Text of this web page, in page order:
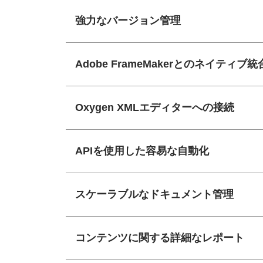
強力なバージョン管理
Adobe FrameMakerとのネイティブ統
Oxygen XMLエディターへの接続
APIを使用した容易な自動化
スケーラブルなドキュメント管理
コンテンツに関する詳細なレポート